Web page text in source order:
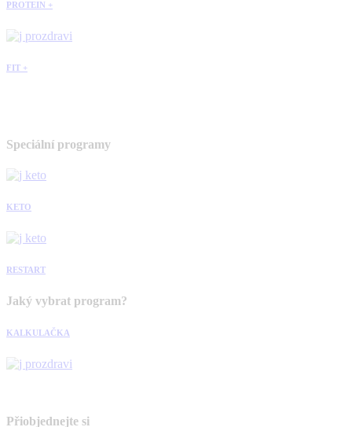
PROTEIN +
FIT +
Speciální programy
KETO
RESTART
Jaký vybrat program?
KALKULAČKA
Přiobjednejte si